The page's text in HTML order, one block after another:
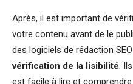
Après, il est important de
votre contenu avant de le
des logiciels de rédaction
vérification de la lisibilité.
est facile à lire et